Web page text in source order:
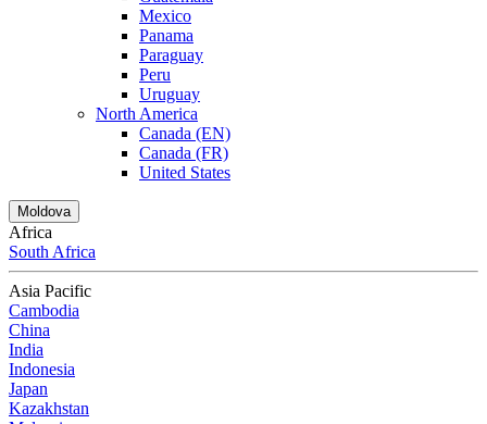
Mexico
Panama
Paraguay
Peru
Uruguay
North America
Canada (EN)
Canada (FR)
United States
Moldova
Africa
South Africa
Asia Pacific
Cambodia
China
India
Indonesia
Japan
Kazakhstan